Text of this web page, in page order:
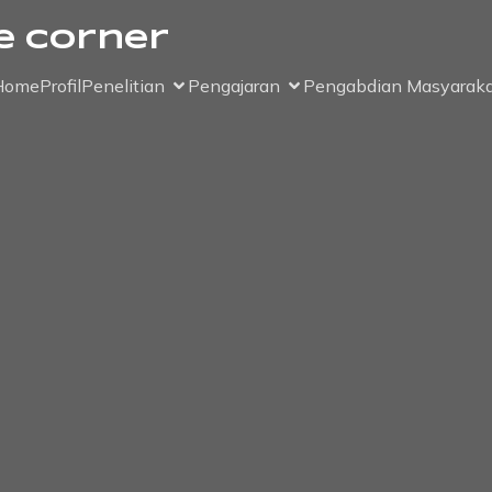
Corner
ProfilPenelitian Pengajaran Pengabdian